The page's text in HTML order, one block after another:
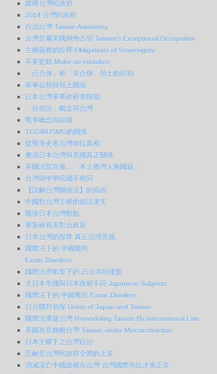
建構台灣民政府
2014 台灣民政府
自治台灣 Taiwan Autonomy
台灣是屬美國例外占領 Taiwan’s Exceptional Occupation
主權義務的銓釋 Obligations of Sovereignty
不要犯錯 Make no mistakes
「已合併」和「未合併」領土的區別
軍事佔領與領土關係
日本台灣軍事政府管轄期
「佔領法」概念與台灣
戰爭概念與結構
TCG和USMG的關係
從戰爭史看台灣地位真相
釐清日本台灣與美國真正關係
美國法院宣佈：「本土臺灣人無國籍」
台灣與中華民國不相同
【誤解台灣關係法】的原因
中國對台灣主權的錯誤迷失
戰後日本台灣觀點
重新檢視美對台政策
日本台灣的投降 真正法理意義
國際法下的 中國難民
Exotic Dwellers
國際法理框架下的 日台共同連盟
大日本帝國與日本政府不同 Japanese Subjects
國際法下的 中國難民 Exotic Dwellers
日台聯邦初探 Union of Japan and Taiwan
國際法重建台灣 Remodeling Taiwan By International Law
美國有意曲解台灣 Taiwan under Misconstruction
日本主權下之台灣自治
忍耐是台灣民政府全體的上策
消滅流亡中國政權在台灣 台灣國際地位才會正常